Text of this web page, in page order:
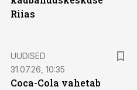
Riias
UUDISED
31.07.26, 10:35
Coca-Cola vahetab